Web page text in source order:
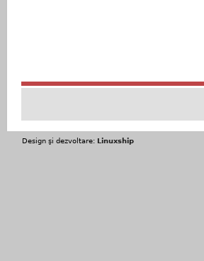
Design şi dezvoltare: Linuxship